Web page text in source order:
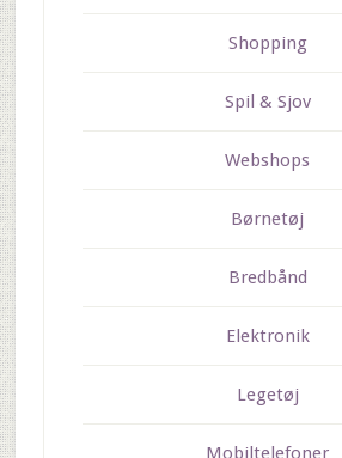
Shopping
Spil & Sjov
Webshops
Børnetøj
Bredbånd
Elektronik
Legetøj
Mobiltelefoner